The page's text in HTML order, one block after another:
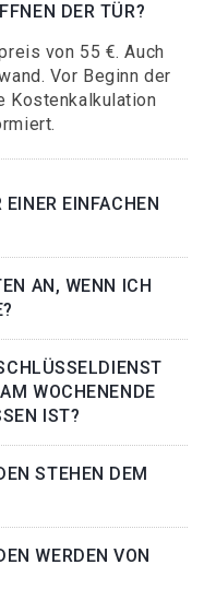
DER TÜR?
von 55 €. Auch
Vor Beginn der
Kostenkalkulation
EINFACHEN
AN, WENN ICH
WOCHENENDE
IST?
STEHEN DEM
WERDEN VON